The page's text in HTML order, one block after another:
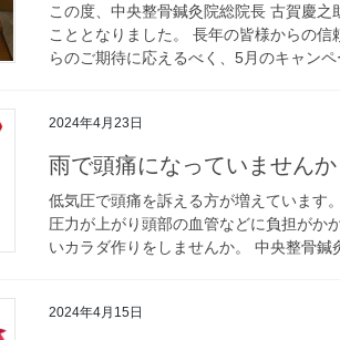
この度、中央整骨鍼灸院総院長 古賀慶
こととなりました。 長年の皆様からの
らのご期待に応えるべく、5月のキャン
2024年4月23日
雨で頭痛になっていませんか
低気圧で頭痛を訴える方が増えています
圧力が上がり頭部の血管などに負担がか
いカラダ作りをしませんか。 中央整骨
2024年4月15日